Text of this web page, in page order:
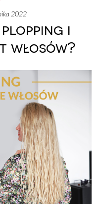
2022
i
włosów?